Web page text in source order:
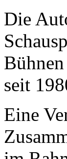
Die
seit
Eine